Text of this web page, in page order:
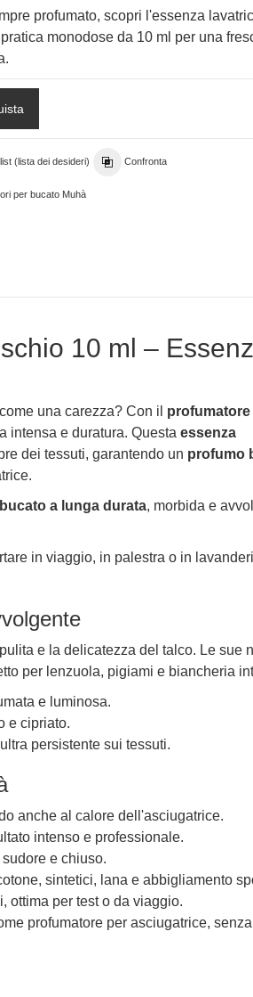
profumato, scopri l'essenza
monodose da 10 ml per una
(lista dei desideri) Confronta
per bucato Muhà
10 ml –
una carezza? Con il profumatore
intensa e duratura. Questa essenza
dei tessuti, garantendo un profumo
a lunga durata, morbida e
in viaggio, in palestra o in
e la delicatezza del talco. Le sue
per lenzuola, pigiami e biancheria
e luminosa.
e cipriato.
persistente sui tessuti.
anche al calore dell'asciugatrice.
intenso e professionale.
e chiuso.
sintetici, lana e abbigliamento
ottima per test o da viaggio.
profumatore per asciugatrice, senza